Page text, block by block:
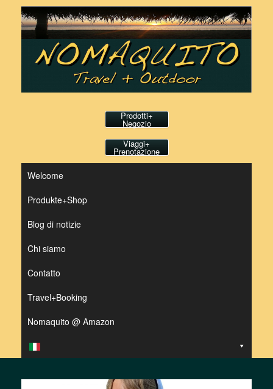
contenuto
Prodotti+
Negozio
Viaggi+
Prenotazione
Welcome
Produkte+Shop
Blog di notizie
Chi siamo
Contatto
Travel+Booking
Nomaquito @ Amazon